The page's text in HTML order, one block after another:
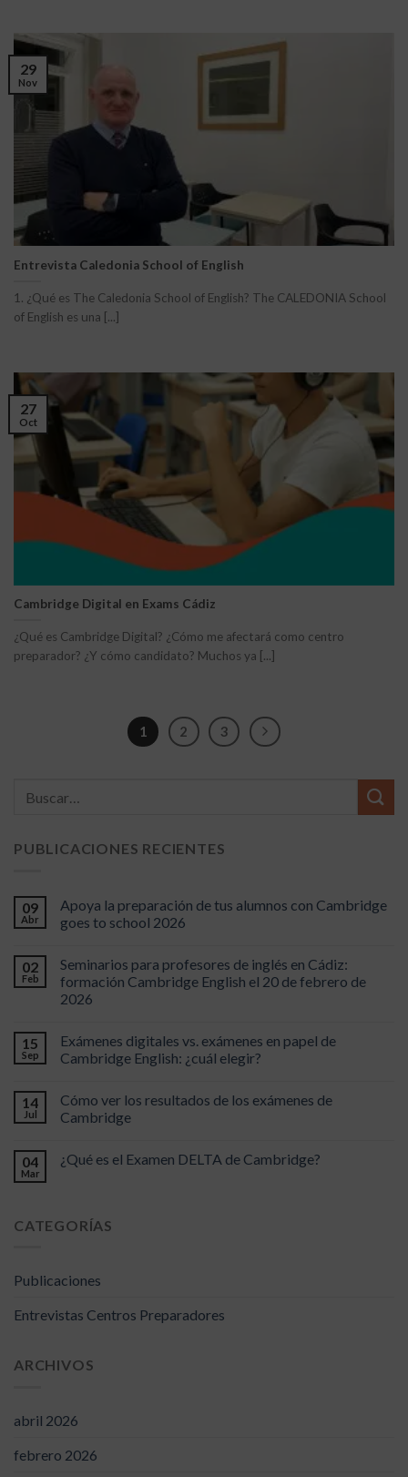
Entrevista Caledonia School of English
1. ¿Qué es The Caledonia School of English? The CALEDONIA School
of English es una [...]
29
Nov
Cambridge Digital en Exams Cádiz
¿Qué es Cambridge Digital? ¿Cómo me afectará como centro
preparador? ¿Y cómo candidato? Muchos ya [...]
27
Oct
1 2 3
PUBLICACIONES RECIENTES
09
Abr
Apoya la preparación de tus alumnos con Cambridge
goes to school 2026
02
Feb
Seminarios para profesores de inglés en Cádiz:
formación Cambridge English el 20 de febrero de
2026
15
Sep
Exámenes digitales vs. exámenes en papel de
Cambridge English: ¿cuál elegir?
14
Jul
Cómo ver los resultados de los exámenes de
Cambridge
04
Mar
¿Qué es el Examen DELTA de Cambridge?
CATEGORÍAS
Publicaciones
Entrevistas Centros Preparadores
ARCHIVOS
abril 2026
febrero 2026